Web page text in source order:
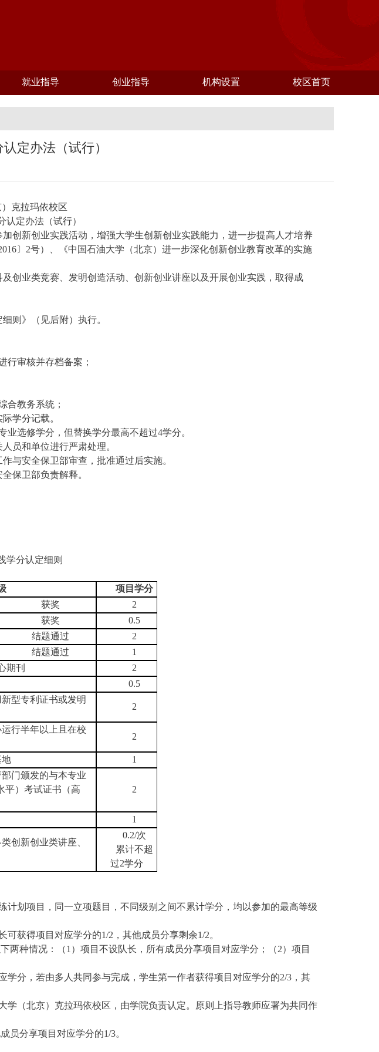
就业指导 创业指导 机构设置 校区首页
定办法（试行）
克拉玛依校区
认定办法（试行）
创新创业实践活动，增强大学生创新创业实践能力，进一步提高人才培养
〕 2号）、《中国石油大学（北京）进一步深化创新创业教育改革的实施
创业类竞赛、发明创造活动、创新创业讲座以及开展创业实践，取得成
则》（见后附）执行。
行审核并存档备案；
合教务系统；
学分记载。
业选修学分，但替换学分最高不超过4学分。
员和单位进行严肃处理。
与安全保卫部审查，批准通过后实施。
保卫部负责解释。
学分认定细则
项目学分
获奖
2
获奖
0.5
结题通过
2
结题通过
1
期刊
2
0.5
型专利证书或发明
2
行半年以上且在校
2
地 1
门颁发的与本专业
平）考试证书（高
2
1
创新创业类讲座、
0.2/次
累计不超
过2学分
划项目，同一立项题目，不同级别之间不累计学分，均以参加的最高等级
可获得项目对应学分的1/2 ，其他成员分享剩余1/2。
两种情况：（1 ）项目不设队长，所有成员分享项目对应学分；（2）项目
分，若由多人共同参与完成，学生第一作者获得项目对应学分的2/3 ，其
（北京）克拉玛依校区，由学院负责认定。原则上指导教师应署为共同作
成员分享项目对应学分的1/3。